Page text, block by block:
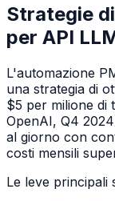
Strategie
per API
L'automazione
una strategia di
$5 per milione di
OpenAI, Q4
al giorno con
costi mensili
Le leve principali